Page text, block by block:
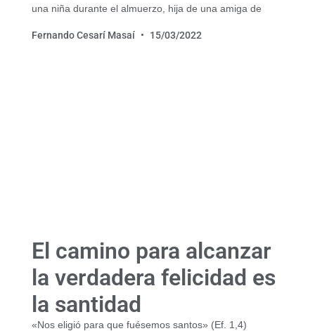
una niña durante el almuerzo, hija de una amiga de
Fernando Cesarí Masaí 15/03/2022
El camino para alcanzar
la verdadera felicidad es
la santidad
«Nos eligió para que fuésemos santos» (Ef. 1,4)